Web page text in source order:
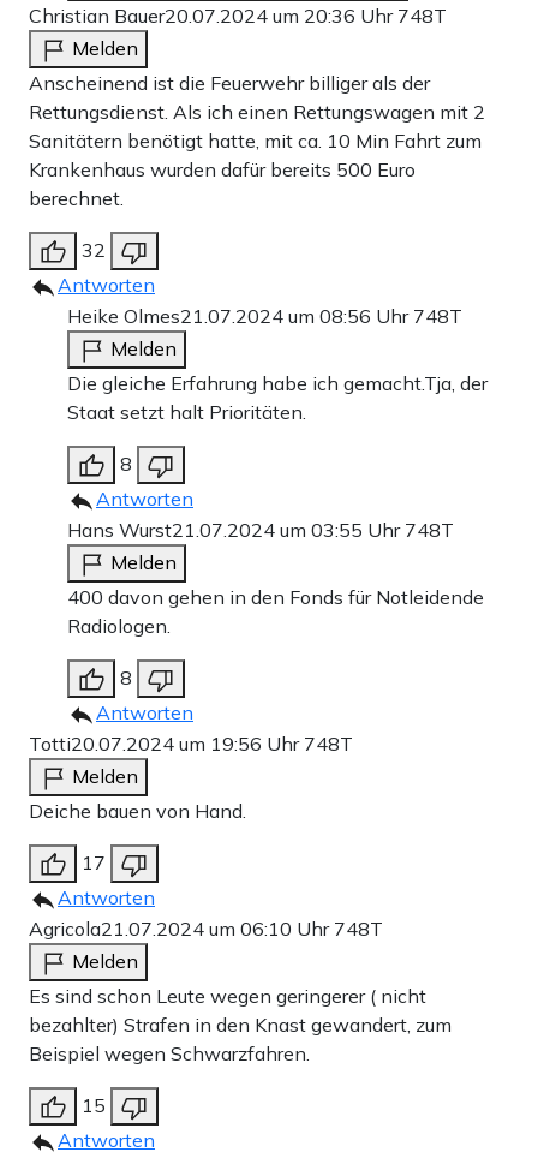
Christian Bauer20.07.2024 um 20:36 Uhr 748T
Melden
Anscheinend ist die Feuerwehr billiger als der
Rettungsdienst. Als ich einen Rettungswagen mit 2
Sanitätern benötigt hatte, mit ca. 10 Min Fahrt zum
Krankenhaus wurden dafür bereits 500 Euro
berechnet.
32
Antworten
Heike Olmes21.07.2024 um 08:56 Uhr 748T
Melden
Die gleiche Erfahrung habe ich gemacht.Tja, der
Staat setzt halt Prioritäten.
8
Antworten
Hans Wurst21.07.2024 um 03:55 Uhr 748T
Melden
400 davon gehen in den Fonds für Notleidende
Radiologen.
8
Antworten
Totti20.07.2024 um 19:56 Uhr 748T
Melden
Deiche bauen von Hand.
17
Antworten
Agricola21.07.2024 um 06:10 Uhr 748T
Melden
Es sind schon Leute wegen geringerer ( nicht
bezahlter) Strafen in den Knast gewandert, zum
Beispiel wegen Schwarzfahren.
15
Antworten